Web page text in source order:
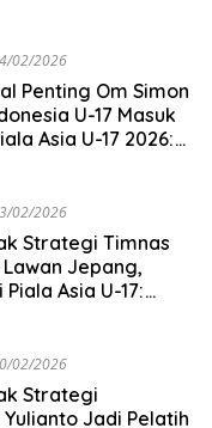
02/2026
Penting Om Simon
U-17 Masuk
Asia U-17 2026:
02/2026
Strategi Timnas
Lawan Jepang,
Asia U-17:
02/2026
Strategi
Jadi Pelatih